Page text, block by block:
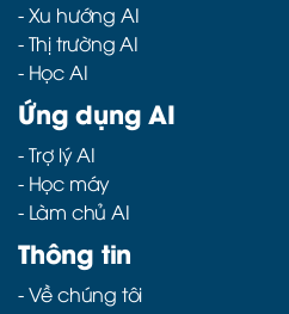
-Xu hướng AI
-Thị trường AI
- Học AI
Ứng dụng AI
-Trợ lý AI
- Học máy
- Làm chủ AI
Thông tin
- Về chúng tôi